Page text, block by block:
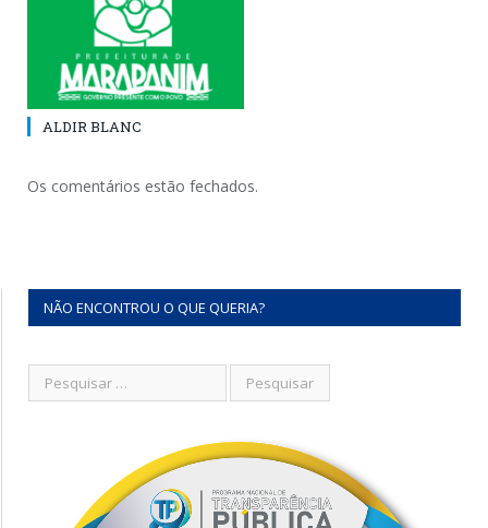
ALDIR BLANC
Os comentários estão fechados.
NÃO ENCONTROU O QUE QUERIA?